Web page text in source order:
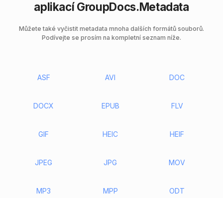
aplikací GroupDocs.Metadata
Můžete také vyčistit metadata mnoha dalších formátů souborů.
Podívejte se prosím na kompletní seznam níže.
ASF AVI DOC
DOCX EPUB FLV
GIF HEIC HEIF
JPEG JPG MOV
MP3 MPP ODT